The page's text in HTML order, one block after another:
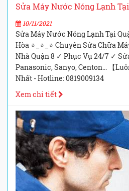
Sửa Máy Nước Nóng Lạnh
10/11/2021
Sửa Máy Nước Nóng Lạnh Tại
Hòa ⭐_⭐_⭐ Chuyên Sửa Chữa
Nhà Quận 8 ✓ Phục Vụ 24/7 ✓
Panasonic, Sanyo, Centon... 【
Nhất - Hotline: 0819009134
Xem chi tiết